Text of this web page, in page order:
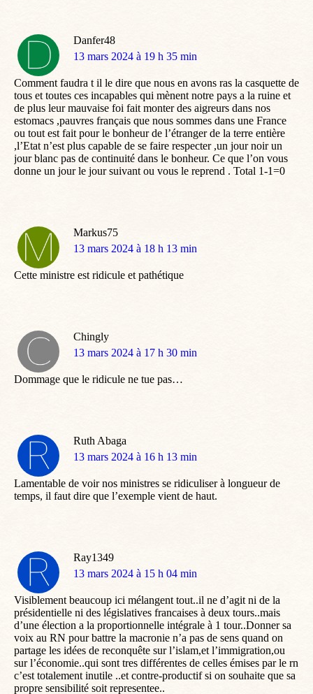
Danfer48
dit
13 mars 2024 à 19 h 35 min
Comment faudra t il le dire que nous en avons ras la casquette de
tous et toutes ces incapables qui mènent notre pays a la ruine et
de plus leur mauvaise foi fait monter des aigreurs dans nos
estomacs ,pauvres français que nous sommes dans une France
ou tout est fait pour le bonheur de l’étranger de la terre entière
,l’Etat n’est plus capable de se faire respecter ,un jour noir un
jour blanc pas de continuité dans le bonheur. Ce que l’on vous
donne un jour le jour suivant ou vous le reprend . Total 1-1=0
Markus75
dit
13 mars 2024 à 18 h 13 min
Cette ministre est ridicule et pathétique
Chingly
dit
13 mars 2024 à 17 h 30 min
Dommage que le ridicule ne tue pas…
Ruth Abaga
dit
13 mars 2024 à 16 h 13 min
Lamentable de voir nos ministres se ridiculiser à longueur de
temps, il faut dire que l’exemple vient de haut.
Ray1349
dit
13 mars 2024 à 15 h 04 min
Visiblement beaucoup ici mélangent tout..il ne d’agit ni de la
présidentielle ni des législatives francaises à deux tours..mais
d’une élection a la proportionnelle intégrale à 1 tour..Donner sa
voix au RN pour battre la macronie n’a pas de sens quand on
partage les idées de reconquête sur l’islam,et l’immigration,ou
sur l’économie..qui sont tres différentes de celles émises par le rn
c’est totalement inutile ..et contre-productif si on souhaite que sa
propre sensibilité soit representee..